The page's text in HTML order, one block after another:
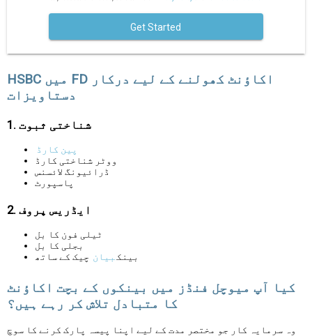
Get Started
HSBC میں FD اکاؤنٹ کھولنے کے لیے درکار
دستاویزات
1. شناختی ثبوت
پین کارڈ
ووٹر شناختی کارڈ
ڈرائیونگ لائسنس
پاسپورٹ
2. ایڈریس پروف
ٹیلی فون کا بل
بجلی کا بل
بینک بیان چیک کے ساتھ
کیا آپ میوچل فنڈز میں بینکوں کے بچت اکاؤنٹ
کا متبادل تلاش کر رہے ہیں؟
وہ سرمایہ کار جو مختصر مدت کے لیے اپنا پیسہ پارک کرنے کا سوچ